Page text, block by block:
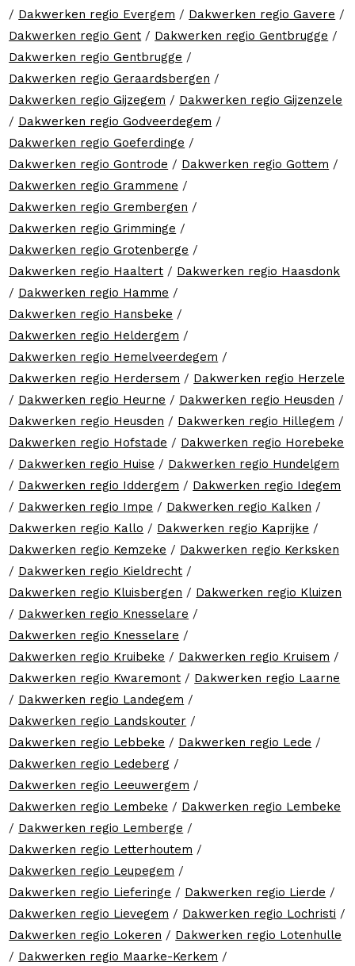
/ Dakwerken regio Evergem / Dakwerken regio Gavere /
Dakwerken regio Gent / Dakwerken regio Gentbrugge /
Dakwerken regio Gentbrugge /
Dakwerken regio Geraardsbergen /
Dakwerken regio Gijzegem / Dakwerken regio Gijzenzele
/ Dakwerken regio Godveerdegem /
Dakwerken regio Goeferdinge /
Dakwerken regio Gontrode / Dakwerken regio Gottem /
Dakwerken regio Grammene /
Dakwerken regio Grembergen /
Dakwerken regio Grimminge /
Dakwerken regio Grotenberge /
Dakwerken regio Haaltert / Dakwerken regio Haasdonk
/ Dakwerken regio Hamme /
Dakwerken regio Hansbeke /
Dakwerken regio Heldergem /
Dakwerken regio Hemelveerdegem /
Dakwerken regio Herdersem / Dakwerken regio Herzele
/ Dakwerken regio Heurne / Dakwerken regio Heusden /
Dakwerken regio Heusden / Dakwerken regio Hillegem /
Dakwerken regio Hofstade / Dakwerken regio Horebeke
/ Dakwerken regio Huise / Dakwerken regio Hundelgem
/ Dakwerken regio Iddergem / Dakwerken regio Idegem
/ Dakwerken regio Impe / Dakwerken regio Kalken /
Dakwerken regio Kallo / Dakwerken regio Kaprijke /
Dakwerken regio Kemzeke / Dakwerken regio Kerksken
/ Dakwerken regio Kieldrecht /
Dakwerken regio Kluisbergen / Dakwerken regio Kluizen
/ Dakwerken regio Knesselare /
Dakwerken regio Knesselare /
Dakwerken regio Kruibeke / Dakwerken regio Kruisem /
Dakwerken regio Kwaremont / Dakwerken regio Laarne
/ Dakwerken regio Landegem /
Dakwerken regio Landskouter /
Dakwerken regio Lebbeke / Dakwerken regio Lede /
Dakwerken regio Ledeberg /
Dakwerken regio Leeuwergem /
Dakwerken regio Lembeke / Dakwerken regio Lembeke
/ Dakwerken regio Lemberge /
Dakwerken regio Letterhoutem /
Dakwerken regio Leupegem /
Dakwerken regio Lieferinge / Dakwerken regio Lierde /
Dakwerken regio Lievegem / Dakwerken regio Lochristi /
Dakwerken regio Lokeren / Dakwerken regio Lotenhulle
/ Dakwerken regio Maarke-Kerkem /